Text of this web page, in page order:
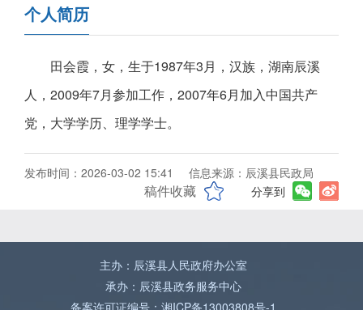
个人简历
田会霞，女，生于1987年3月，汉族，湖南辰溪
人，2009年7月参加工作，2007年6月加入中国共产
党，大学学历、理学学士。
发布时间：2026-03-02 15:41 信息来源：辰溪县民政局
稿件收藏 分享到
主办：辰溪县人民政府办公室
承办：辰溪县政务服务中心
备案许可证编号：湘ICP备13003808号-1